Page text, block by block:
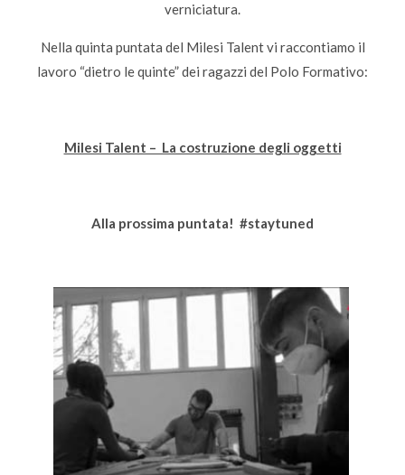
verniciatura.
Nella quinta puntata del Milesi Talent vi raccontiamo il
lavoro “dietro le quinte” dei ragazzi del Polo Formativo:
Milesi Talent – La costruzione degli oggetti
Alla prossima puntata! #staytuned